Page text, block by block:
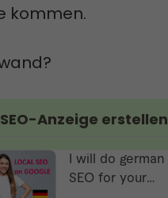
kommen.
Anzeige erstellen